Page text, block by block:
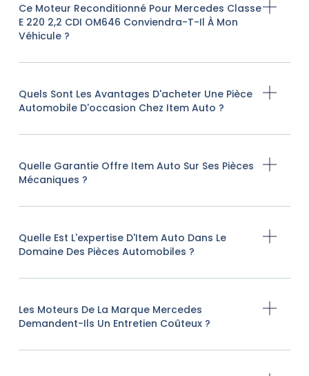
Ce Moteur Reconditionné Pour Mercedes Classe
E 220 2,2 CDI OM646 Conviendra-T-Il À Mon
Véhicule ?
Quels Sont Les Avantages D'acheter Une Pièce
Automobile D'occasion Chez Item Auto ?
Quelle Garantie Offre Item Auto Sur Ses Pièces
Mécaniques ?
Quelle Est L'expertise D'Item Auto Dans Le
Domaine Des Pièces Automobiles ?
Les Moteurs De La Marque Mercedes
Demandent-Ils Un Entretien Coûteux ?